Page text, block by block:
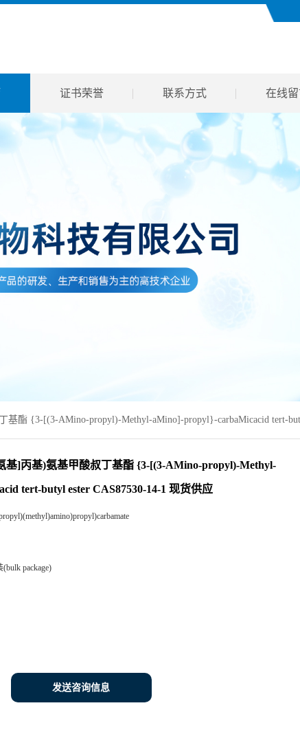
证书荣誉 联系方式 在线
酯 {3-[(3-AMino-propyl)-Methyl-aMino]-propyl}-carbaMicacid tert-
基]丙基)氨基甲酸叔丁基酯 {3-[(3-AMino-propyl)-Methyl-
tert-butyl ester CAS87530-14-1 现货供应
package)
发送咨询信息